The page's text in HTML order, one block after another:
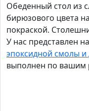
Обеденный стол из
бирюзового цвета
покраской.
У нас представлен
эпоксидной смолы и
выполнен по вашим